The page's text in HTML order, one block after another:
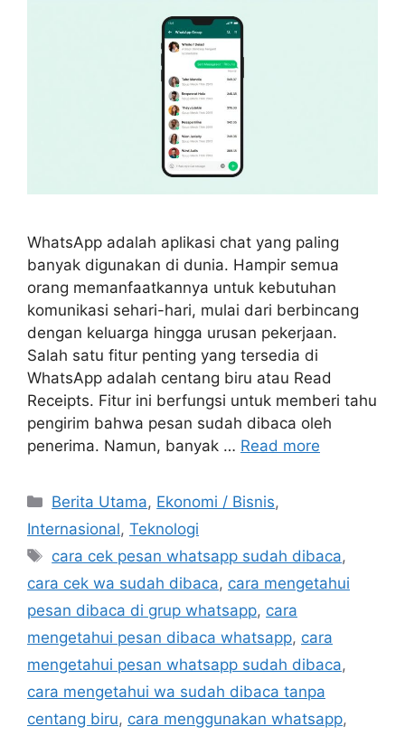
WhatsApp adalah aplikasi chat yang paling
banyak digunakan di dunia. Hampir semua
orang memanfaatkannya untuk kebutuhan
komunikasi sehari-hari, mulai dari berbincang
dengan keluarga hingga urusan pekerjaan.
Salah satu fitur penting yang tersedia di
WhatsApp adalah centang biru atau Read
Receipts. Fitur ini berfungsi untuk memberi tahu
pengirim bahwa pesan sudah dibaca oleh
penerima. Namun, banyak … Read more
C
a
e
g
o
r
i
s
Berita Utama, Ekonomi / Bisnis,
Internasional, Teknologi
T
a
s
cara cek pesan whatsapp sudah dibaca,
cara cek wa sudah dibaca, cara mengetahui
pesan dibaca di grup whatsapp, cara
mengetahui pesan dibaca whatsapp, cara
mengetahui pesan whatsapp sudah dibaca,
cara mengetahui wa sudah dibaca tanpa
centang biru, cara menggunakan whatsapp,